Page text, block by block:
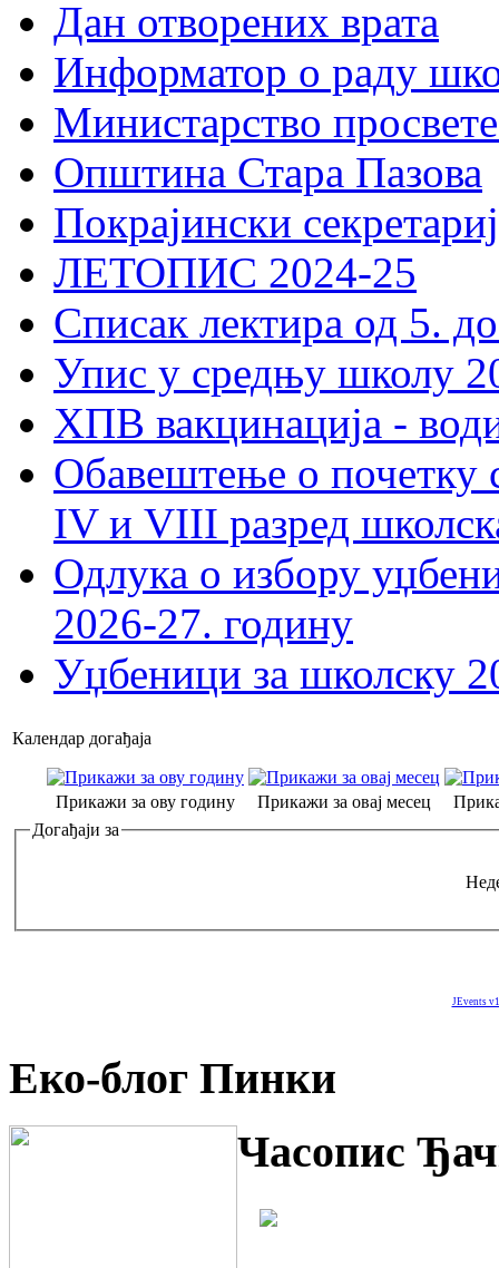
Дан отворених врата
Информатор о раду
Министарство
Општина Стара Пазова
Покрајински
ЛЕТОПИС 2024-25
Списак лектира од 5.
Упис у средњу школу
ХПВ вакцинација -
Обавештење о почетку
IV и VIII разред
Одлука о избору
2026-27. годину
Уџбеници за школску
Календар догађаја
Прикажи за ову годину Прикажи за овај месец
Догађаји за
JEvents
Еко-блог Пинки
Часопис